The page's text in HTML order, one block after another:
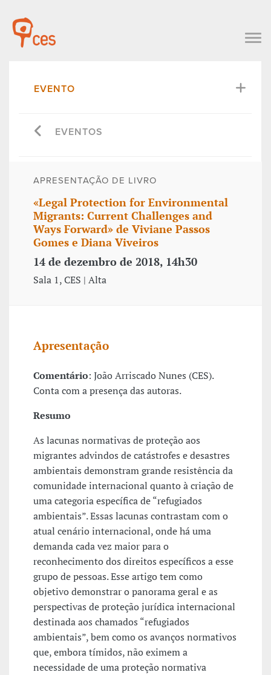
EVENTO
EVENTOS
APRESENTAÇÃO DE LIVRO
«Legal Protection for Environmental
Migrants: Current Challenges and
Ways Forward» de Viviane Passos
Gomes e Diana Viveiros
14 de dezembro de 2018, 14h30
Sala 1, CES | Alta
Apresentação
Comentário: João Arriscado Nunes (CES).
Conta com a presença das autoras.
Resumo
As lacunas normativas de proteção aos
migrantes advindos de catástrofes e desastres
ambientais demonstram grande resistência da
comunidade internacional quanto à criação de
uma categoria específica de “refugiados
ambientais”. Essas lacunas contrastam com o
atual cenário internacional, onde há uma
demanda cada vez maior para o
reconhecimento dos direitos específicos a esse
grupo de pessoas. Esse artigo tem como
objetivo demonstrar o panorama geral e as
perspectivas de proteção jurídica internacional
destinada aos chamados “refugiados
ambientais”, bem como os avanços normativos
que, embora tímidos, não eximem a
necessidade de uma proteção normativa